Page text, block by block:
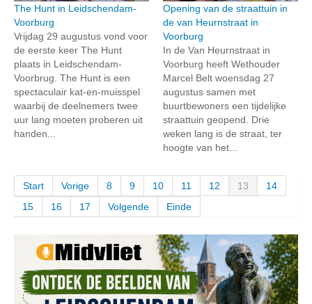
The Hunt in Leidschendam-
Voorburg
Vrijdag 29 augustus vond voor
de eerste keer The Hunt
plaats in Leidschendam-
Voorbrug. The Hunt is een
spectaculair kat-en-muisspel
waarbij de deelnemers twee
uur lang moeten proberen uit
handen...
Opening van de straattuin in
de van Heurnstraat in
Voorburg
In de Van Heurnstraat in
Voorburg heeft Wethouder
Marcel Belt woensdag 27
augustus samen met
buurtbewoners een tijdelijke
straattuin geopend. Drie
weken lang is de straat, ter
hoogte van het...
Start Vorige 8 9 10 11 12 13
14
15
16 17 Volgende Einde